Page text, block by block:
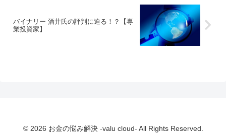
バイナリー 酒井氏の評判に迫る！？【専
業投資家】
© 2026 お金の悩み解決 -valu cloud- All Rights Reserved.